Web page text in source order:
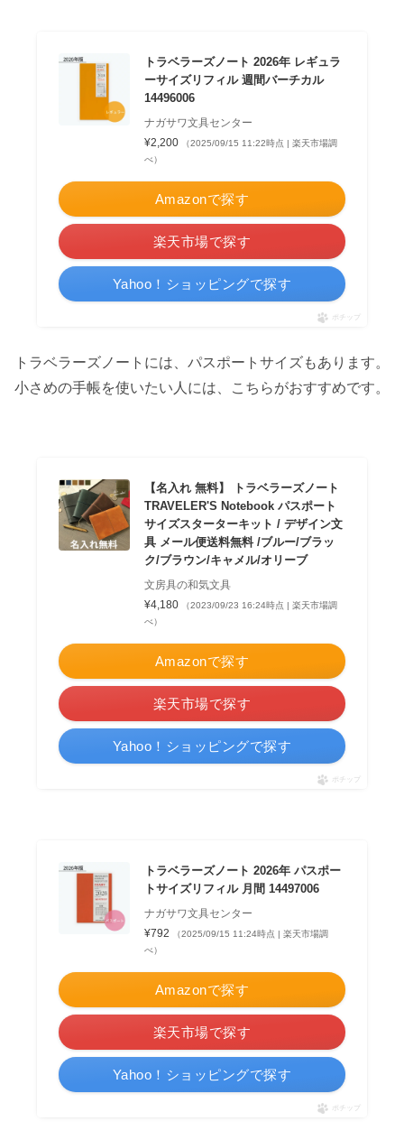
トラベラーズノート 2026年 レギュラ
ーサイズリフィル 週間バーチカル
14496006
ナガサワ文具センター
¥2,200
（2025/09/15 11:22時点 | 楽天市場調
べ）
Amazonで探す
楽天市場で探す
Yahoo！ショッピングで探す
ポチップ
トラベラーズノートには、パスポートサイズもあります。
小さめの手帳を使いたい人には、こちらがおすすめです。
【名入れ 無料】 トラベラーズノート
TRAVELER'S Notebook パスポート
サイズスターターキット / デザイン文
具 メール便送料無料 /ブルー/ブラッ
ク/ブラウン/キャメル/オリーブ
文房具の和気文具
¥4,180
（2023/09/23 16:24時点 | 楽天市場調
べ）
Amazonで探す
楽天市場で探す
Yahoo！ショッピングで探す
ポチップ
トラベラーズノート 2026年 パスポー
トサイズリフィル 月間 14497006
ナガサワ文具センター
¥792
（2025/09/15 11:24時点 | 楽天市場調
べ）
Amazonで探す
楽天市場で探す
Yahoo！ショッピングで探す
ポチップ